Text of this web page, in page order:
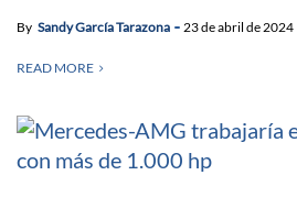
By Sandy García Tarazona 23 de abril de 2024
READ MORE